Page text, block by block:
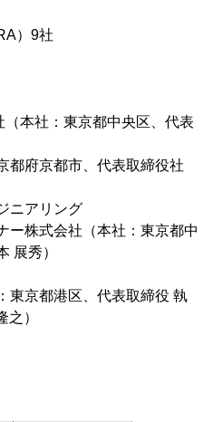
）9社
本社：東京都中央区、代表
都府京都市、代表取締役社
ニアリング
ー株式会社（本社：東京都中
展秀）
東京都港区、代表取締役 執
）